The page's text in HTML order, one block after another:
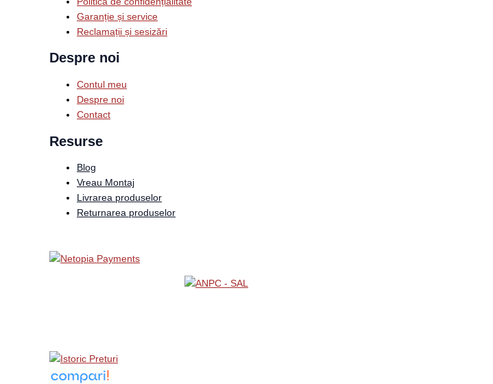
Garanție și service
Reclamații și sesizări
Despre noi
Contul meu
Despre noi
Contact
Resurse
Blog
Vreau Montaj
Livrarea produselor
Returnarea produselor